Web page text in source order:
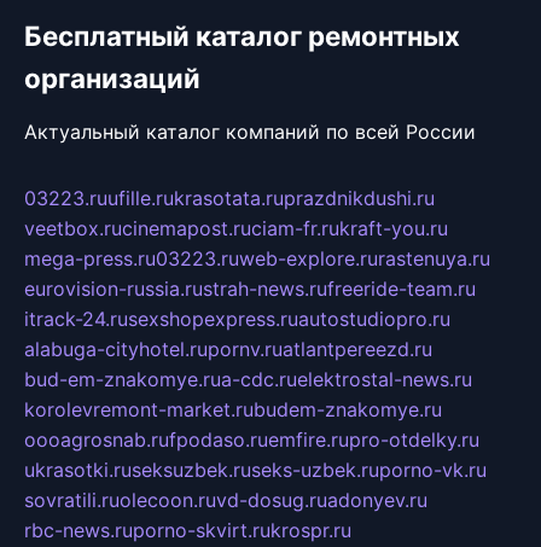
Бесплатный каталог ремонтных
организаций
Актуальный каталог компаний по всей России
03223.ruufille.rukrasotata.ruprazdnikdushi.ru
veetbox.rucinemapost.ruciam-fr.rukraft-you.ru
mega-press.ru03223.ruweb-explore.rurastenuya.ru
eurovision-russia.rustrah-news.rufreeride-team.ru
itrack-24.rusexshopexpress.ruautostudiopro.ru
alabuga-cityhotel.rupornv.ruatlantpereezd.ru
bud-em-znakomye.rua-cdc.ruelektrostal-news.ru
korolevremont-market.rubudem-znakomye.ru
oooagrosnab.rufpodaso.ruemfire.rupro-otdelky.ru
ukrasotki.ruseksuzbek.ruseks-uzbek.ruporno-vk.ru
sovratili.ruolecoon.ruvd-dosug.ruadonyev.ru
rbc-news.ruporno-skvirt.rukrospr.ru